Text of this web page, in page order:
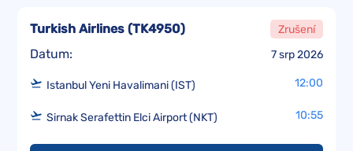
Datum: 7 srp 2026
Turkish Airlines (TK4950) Zrušení
Istanbul Yeni Havalimani (IST) 12:00
Sirnak Serafettin Elci Airport (NKT) 10:55